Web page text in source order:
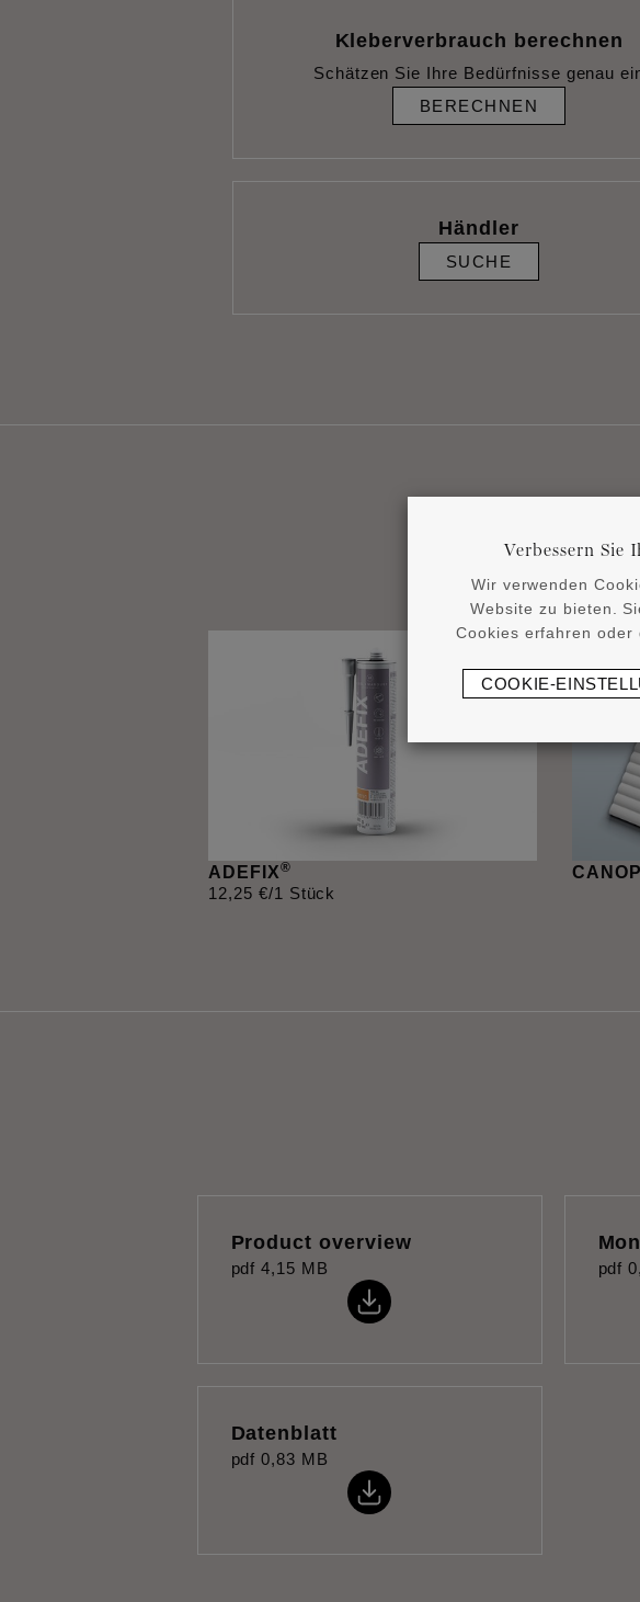
Kleberverbrauch berechnen
Schätzen Sie Ihre Bedürfnisse genau
BERECHNEN
Händler
SUCHE
ADEFIX®
12,25 €/1 Stück
Product overview
pdf 4,15 MB pdf
Datenblatt
pdf 0,83 MB
Verbessern Sie
Wir verwenden
Website zu bieten.
Cookies erfahren oder
COOKIE-